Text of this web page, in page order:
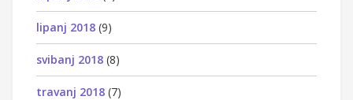
lipanj 2018 (9)
svibanj 2018 (8)
travanj 2018 (7)